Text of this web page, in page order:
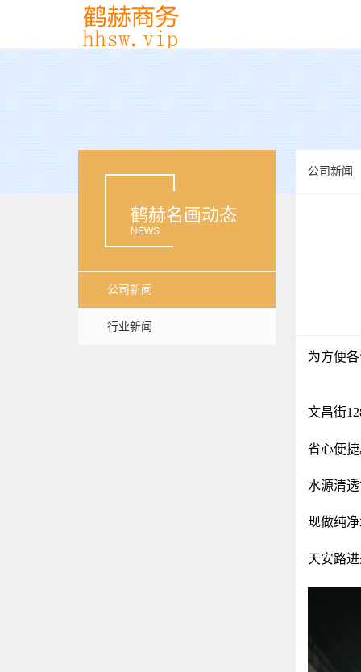
鹤赫名画动态
NEWS
公司新闻
行业新闻
公司新闻
为方便
文昌街
省心便
水源清
现做纯
天安路